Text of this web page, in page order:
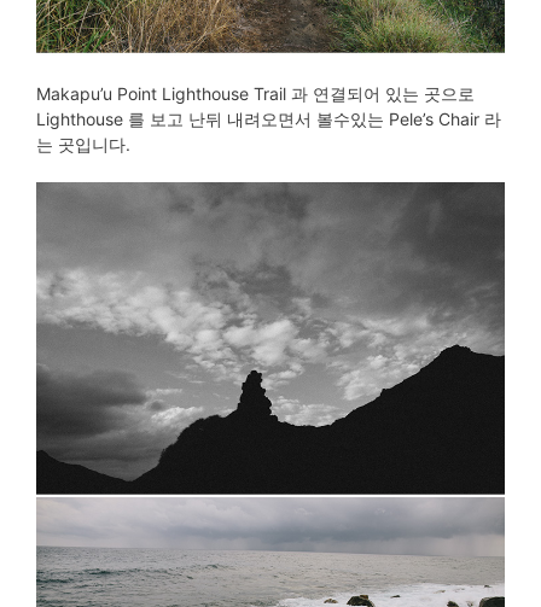
Makapu’u Point Lighthouse Trail 과 연결되어 있는 곳으로
Lighthouse 를 보고 난뒤 내려오면서 볼수있는 Pele’s Chair 라
는 곳입니다.